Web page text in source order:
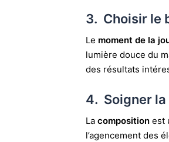
3. Choisir le
Le moment de la
lumière douce du
des résultats
4. Soigner
La composition est
l’agencement des